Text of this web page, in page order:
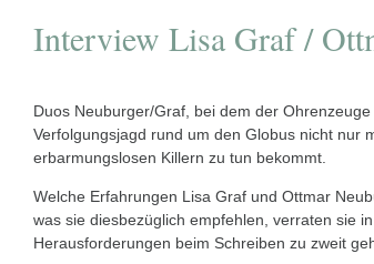
Interview Lisa Graf /
Duos Neuburger/Graf, bei dem der
Verfolgungsjagd rund um den Globus nicht nur
erbarmungslosen Killern zu tun bekommt.
Welche Erfahrungen Lisa Graf und Ottmar
was sie diesbezüglich empfehlen, verraten sie
Herausforderungen beim Schreiben zu zweit